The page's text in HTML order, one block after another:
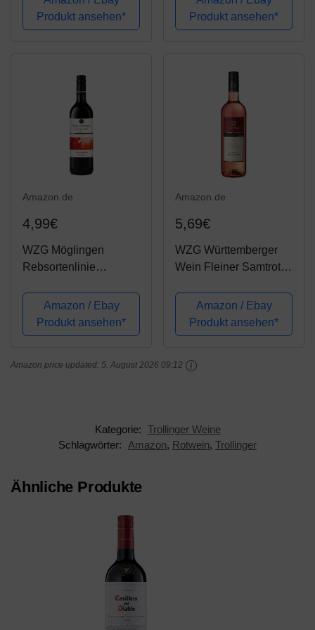
de Noir lieblich (6 x
0.75 l)
Produkt ansehen*
Fruchtbetonter Rotwein
aus Württemberg mit
Produkt ansehen*
Amazon.de
4,99€
WZG Möglingen
Rebsortenlinie
halbtrocken (1 x 0.75 l)
Amazon / Ebay
Produkt ansehen*
Amazon.de
5,69€
WZG Württemberger
Wein Fleiner Samtrot
halbtrocken (1 x 0.75 l)
Amazon / Ebay
Produkt ansehen*
Amazon price updated: 5. August 2026 09:12
Kategorie: Trollinger Weine
Schlagwörter:
Amazon, Rotwein, Trollinger
Ähnliche Produkte